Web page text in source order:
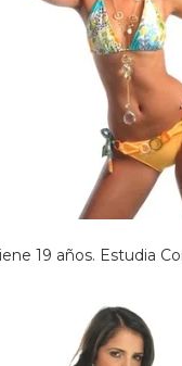
19 años. Estudia